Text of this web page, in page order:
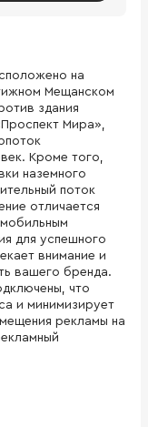
на
Мещанском
здания
Мира»,
Кроме того,
наземного
поток
отличается
для успешного
внимание и
вашего бренда.
что
и минимизирует
рекламы на